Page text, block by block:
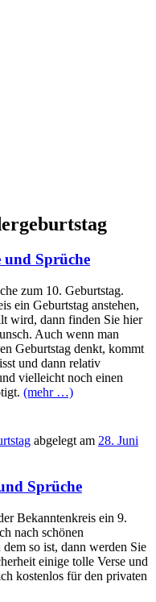
und Sprüche
zum 10. Geburtstag.
ein Geburtstag anstehen,
wird, dann finden Sie hier
Auch wenn man
Geburtstag denkt, kommt
und dann relativ
vielleicht noch einen
(mehr …)
abgelegt am 28. Juni
Sprüche
Bekanntenkreis ein 9.
nach schönen
so ist, dann werden Sie
einige tolle Verse und
kostenlos für den privaten